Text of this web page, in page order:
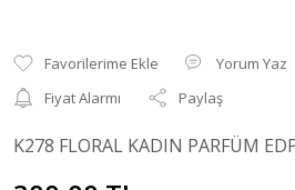
Yorum Yaz
Fiyat Alarmı
Paylaş
K278 FLORAL KADIN PARFÜM